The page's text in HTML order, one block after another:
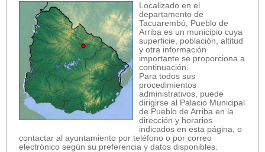
Localizado en el
departamento de
Tacuarembó, Pueblo de
Arriba es un municipio cuya
superficie, población, altitud
y otra información
importante se proporciona a
continuación.
Para todos sus
procedimientos
administrativos, puede
dirigirse al Palacio Municipal
de Pueblo de Arriba en la
dirección y horarios
indicados en esta página, o
contactar al ayuntamiento por teléfono o por correo
electrónico según su preferencia y datos disponibles.